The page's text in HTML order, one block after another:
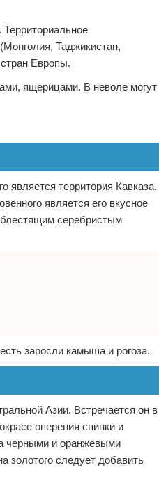
Таджикистан,
Европы.
ящерицами. В неволе могут
является территория Кавказа.
является его вкусное
серебристым
заросли камыша и рогоза.
Азии. Встречается он в
оперения спинки и
черными и оранжевыми
золотого следует добавить